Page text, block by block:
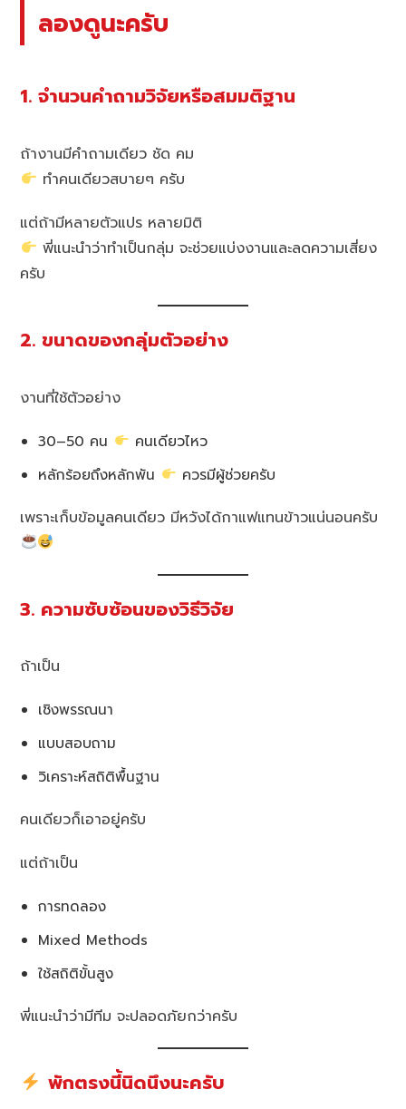
ลองดูนะครับ
1. จำนวนคำถามวิจัยหรือสมมติฐาน
ถ้างานมีคำถามเดียว ชัด คม
ทำคนเดียวสบายๆ ครับ
แต่ถ้ามีหลายตัวแปร หลายมิติ
พี่แนะนำว่าทำเป็นกลุ่ม จะช่วยแบ่งงานและลดความเสี่ยง
ครับ
2. ขนาดของกลุ่มตัวอย่าง
งานที่ใช้ตัวอย่าง
30–50 คน
คนเดียวไหว
หลักร้อยถึงหลักพัน
ควรมีผู้ช่วยครับ
เพราะเก็บข้อมูลคนเดียว มีหวังได้กาแฟแทนข้าวแน่นอนครับ
3. ความซับซ้อนของวิธีวิจัย
ถ้าเป็น
เชิงพรรณนา
แบบสอบถาม
วิเคราะห์สถิติพื้นฐาน
คนเดียวก็เอาอยู่ครับ
แต่ถ้าเป็น
การทดลอง
Mixed Methods
ใช้สถิติขั้นสูง
พี่แนะนำว่ามีทีม จะปลอดภัยกว่าครับ
พักตรงนี้นิดนึงนะครับ